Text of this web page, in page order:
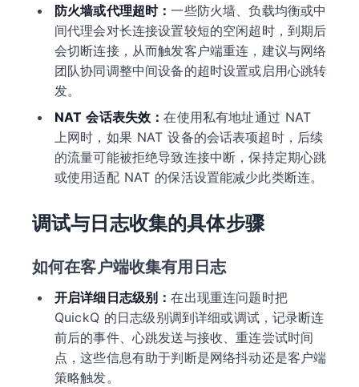
防火墙或代理超时：一些防火墙、负载均衡或中
间代理会对长连接设置较短的空闲超时，到期后
会切断连接，从而触发客户端重连，建议与网络
团队协同调整中间设备的超时设置或启用心跳转
发。
NAT 会话表失效：在使用私有地址通过 NAT
上网时，如果 NAT 设备的会话表项超时，后续
的流量可能被拒绝导致连接中断，保持定期心跳
或使用适配 NAT 的保活设置能减少此类断连。
调试与日志收集的具体步骤
如何在客户端收集有用日志
开启详细日志级别：在出现重连问题时把
QuickQ 的日志级别调到详细或调试，记录断连
前后的事件、心跳发送与接收、重连尝试时间
点，这些信息有助于判断是网络抖动还是客户端
策略触发。